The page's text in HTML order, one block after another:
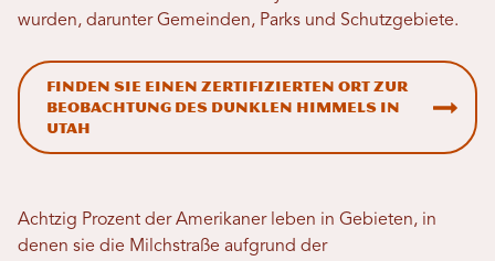
wurden, darunter Gemeinden, Parks und Schutzgebiete.
Finden Sie einen zertifizierten Ort zur
Beobachtung des dunklen Himmels in
Utah
Achtzig Prozent der Amerikaner leben in Gebieten, in
denen sie die Milchstraße aufgrund der